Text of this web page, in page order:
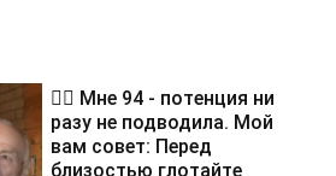
❤️‍🔥 Мне 94 - потенция ни
разу не подводила. Мой
вам совет: Перед
близостью глотайте